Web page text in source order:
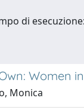
di
Women
Monica